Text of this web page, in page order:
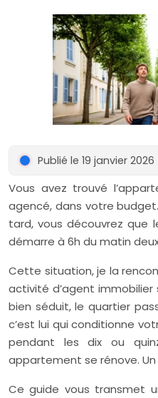
Publié le 19 janvier 2026
Vous avez trouvé
agencé, dans votre
tard, vous découvrez que
démarre à 6h du matin
Cette situation, je la
activité d’agent immobilier
bien séduit, le quartier
c’est lui qui conditionne
pendant les dix ou
appartement se rénove. Un
Ce guide vous transmet